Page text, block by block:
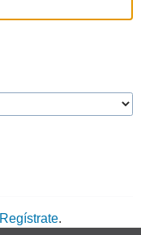
Regístrate.